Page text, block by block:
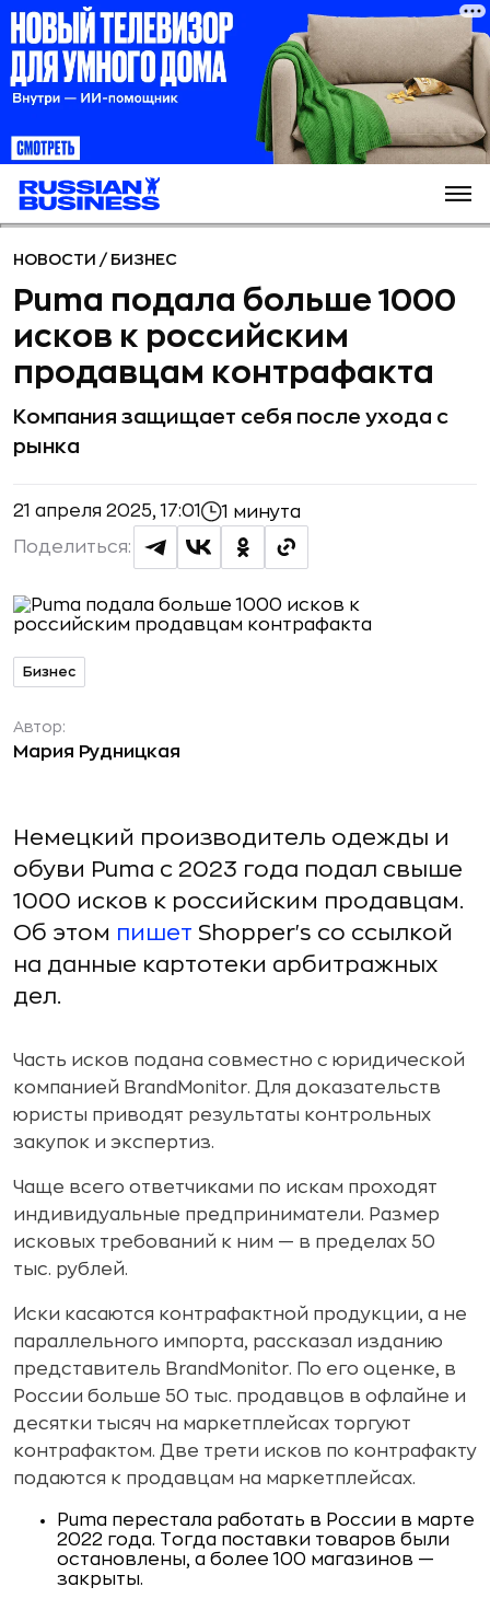
НОВОСТИ / БИЗНЕС
Puma подала больше 1000
исков к российским
продавцам контрафакта
Компания защищает себя после ухода с
рынка
21 апреля 2025, 17:01 1 минута
Поделиться:
Бизнес
Автор:
Мария Рудницкая
Немецкий производитель одежды и
обуви Puma с 2023 года подал свыше
1000 исков к российским продавцам.
Об этом пишет Shopper's со ссылкой
на данные картотеки арбитражных
дел.
Часть исков подана совместно с юридической
компанией BrandMonitor. Для доказательств
юристы приводят результаты контрольных
закупок и экспертиз.
Чаще всего ответчиками по искам проходят
индивидуальные предприниматели. Размер
исковых требований к ним — в пределах 50
тыс. рублей.
Иски касаются контрафактной продукции, а не
параллельного импорта, рассказал изданию
представитель BrandMonitor. По его оценке, в
России больше 50 тыс. продавцов в офлайне и
десятки тысяч на маркетплейсах торгуют
контрафактом. Две трети исков по контрафакту
подаются к продавцам на маркетплейсах.
Puma перестала работать в России в марте
2022 года. Тогда поставки товаров были
остановлены, а более 100 магазинов —
закрыты.